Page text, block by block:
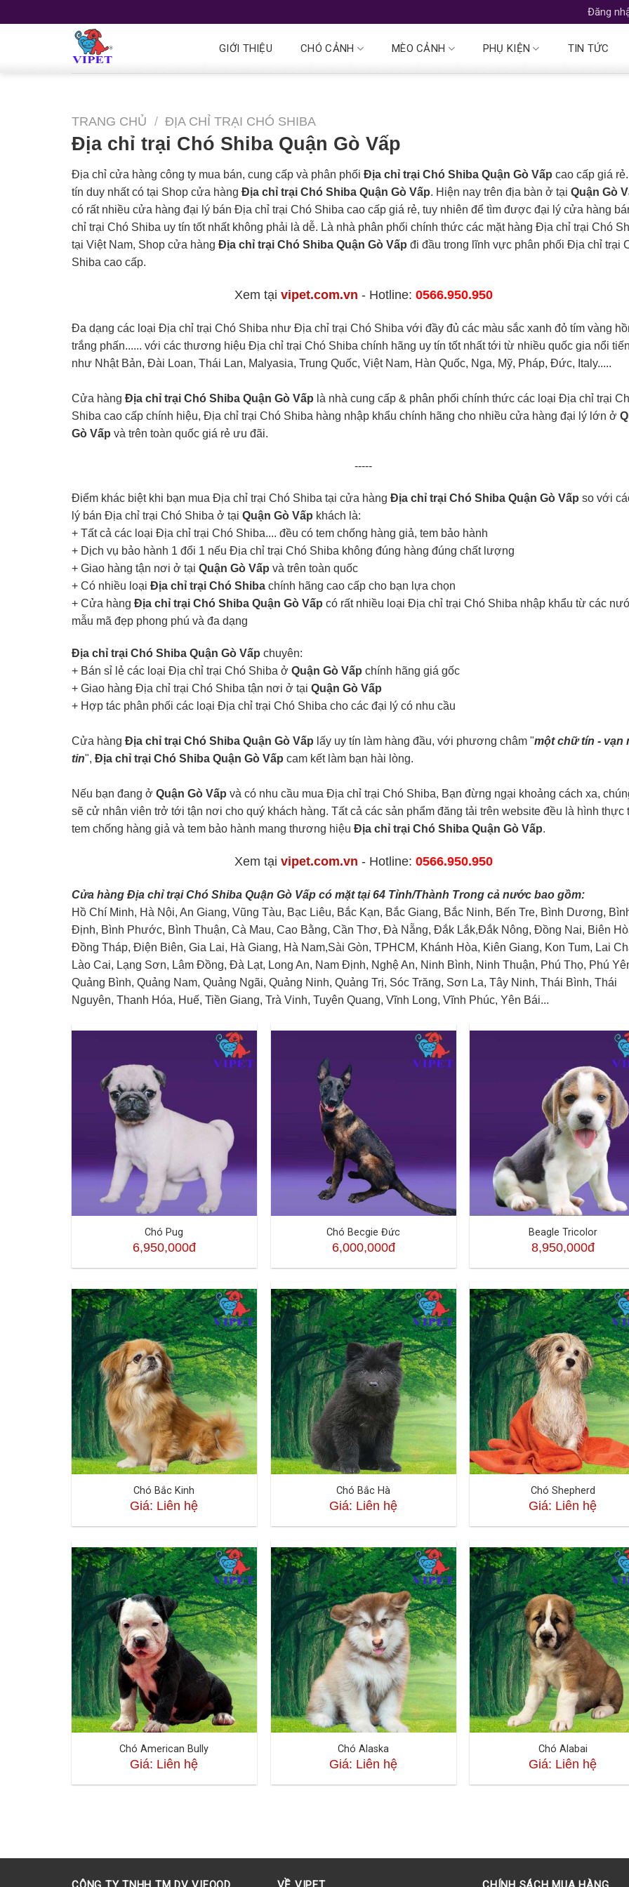
Đăng
GIỚI THIỆU CHÓ CẢNH MÈO CẢNH PHỤ KIỆN TIN TỨC
TRANG CHỦ / ĐỊA CHỈ TRẠI CHÓ SHIBA
Địa chỉ trại Chó Shiba Quận Gò Vấp
Địa chỉ cửa hàng công ty mua bán, cung cấp và phân phối Địa chỉ trại Chó Shiba Quận Gò Vấp cao cấp giá
tín duy nhất có tại Shop cửa hàng Địa chỉ trại Chó Shiba Quận Gò Vấp. Hiện nay trên địa bàn ở tại Quận Gò
có rất nhiều cửa hàng đại lý bán Địa chỉ trại Chó Shiba cao cấp giá rẻ, tuy nhiên để tìm được đại lý cửa hàng
chỉ trại Chó Shiba uy tín tốt nhất không phải là dễ. Là nhà phân phối chính thức các mặt hàng Địa chỉ trại Chó
tại Việt Nam, Shop cửa hàng Địa chỉ trại Chó Shiba Quận Gò Vấp đi đầu trong lĩnh vực phân phối Địa chỉ trại
Shiba cao cấp.
Xem tại vipet.com.vn - Hotline: 0566.950.950
Đa dạng các loại Địa chỉ trại Chó Shiba như Địa chỉ trại Chó Shiba với đầy đủ các màu sắc xanh đỏ tím vàng
trắng phấn...... với các thương hiệu Địa chỉ trại Chó Shiba chính hãng uy tín tốt nhất tới từ nhiều quốc gia nổi
như Nhật Bản, Đài Loan, Thái Lan, Malyasia, Trung Quốc, Việt Nam, Hàn Quốc, Nga, Mỹ, Pháp, Đức, Italy.....
Cửa hàng Địa chỉ trại Chó Shiba Quận Gò Vấp là nhà cung cấp & phân phối chính thức các loại Địa chỉ trại
Shiba cao cấp chính hiệu, Địa chỉ trại Chó Shiba hàng nhập khẩu chính hãng cho nhiều cửa hàng đại lý lớn ở
Gò Vấp và trên toàn quốc giá rẻ ưu đãi.
-----
Điểm khác biệt khi bạn mua Địa chỉ trại Chó Shiba tại cửa hàng Địa chỉ trại Chó Shiba Quận Gò Vấp so với
lý bán Địa chỉ trại Chó Shiba ở tại Quận Gò Vấp khách là:
+ Tất cả các loại Địa chỉ trại Chó Shiba.... đều có tem chống hàng giả, tem bảo hành
+ Dịch vụ bảo hành 1 đổi 1 nếu Địa chỉ trại Chó Shiba không đúng hàng đúng chất lượng
+ Giao hàng tận nơi ở tại Quận Gò Vấp và trên toàn quốc
+ Có nhiều loại Địa chỉ trại Chó Shiba chính hãng cao cấp cho bạn lựa chọn
+ Cửa hàng Địa chỉ trại Chó Shiba Quận Gò Vấp có rất nhiều loại Địa chỉ trại Chó Shiba nhập khẩu từ các
mẫu mã đẹp phong phú và đa dạng
Địa chỉ trại Chó Shiba Quận Gò Vấp chuyên:
+ Bán sỉ lẻ các loại Địa chỉ trại Chó Shiba ở Quận Gò Vấp chính hãng giá gốc
+ Giao hàng Địa chỉ trại Chó Shiba tận nơi ở tại Quận Gò Vấp
+ Hợp tác phân phối các loại Địa chỉ trại Chó Shiba cho các đại lý có nhu cầu
Cửa hàng Địa chỉ trại Chó Shiba Quận Gò Vấp lấy uy tín làm hàng đầu, với phương châm "một chữ tín - vạn
tin", Địa chỉ trại Chó Shiba Quận Gò Vấp cam kết làm bạn hài lòng.
Nếu bạn đang ở Quận Gò Vấp và có nhu cầu mua Địa chỉ trại Chó Shiba, Bạn đừng ngại khoảng cách xa,
sẽ cử nhân viên trở tới tận nơi cho quý khách hàng. Tất cả các sản phẩm đăng tải trên website đều là hình thực
tem chống hàng giả và tem bảo hành mang thương hiệu Địa chỉ trại Chó Shiba Quận Gò Vấp.
Xem tại vipet.com.vn - Hotline: 0566.950.950
Cửa hàng Địa chỉ trại Chó Shiba Quận Gò Vấp có mặt tại 64 Tỉnh/Thành Trong cả nước bao gồm:
Hồ Chí Minh, Hà Nội, An Giang, Vũng Tàu, Bạc Liêu, Bắc Kạn, Bắc Giang, Bắc Ninh, Bến Tre, Bình Dương,
Định, Bình Phước, Bình Thuận, Cà Mau, Cao Bằng, Cần Thơ, Đà Nẵng, Đắk Lắk,Đắk Nông, Đồng Nai, Biên
Đồng Tháp, Điện Biên, Gia Lai, Hà Giang, Hà Nam,Sài Gòn, TPHCM, Khánh Hòa, Kiên Giang, Kon Tum, Lai
Lào Cai, Lạng Sơn, Lâm Đồng, Đà Lạt, Long An, Nam Định, Nghệ An, Ninh Bình, Ninh Thuận, Phú Thọ, Phú
Quảng Bình, Quảng Nam, Quảng Ngãi, Quảng Ninh, Quảng Trị, Sóc Trăng, Sơn La, Tây Ninh, Thái Bình, Thái
Nguyên, Thanh Hóa, Huế, Tiền Giang, Trà Vinh, Tuyên Quang, Vĩnh Long, Vĩnh Phúc, Yên Bái...
Chó Pug
6,950,000đ
Chó Becgie Đức
6,000,000đ
Beagle Tricolor
8,950,000đ
Chó Bắc Kinh
Giá: Liên hệ
Chó Bắc Hà
Giá: Liên hệ
Chó Shepherd
Giá: Liên hệ
Chó American Bully
Giá: Liên hệ
Chó Alaska
Giá: Liên hệ
Chó Alabai
Giá: Liên hệ